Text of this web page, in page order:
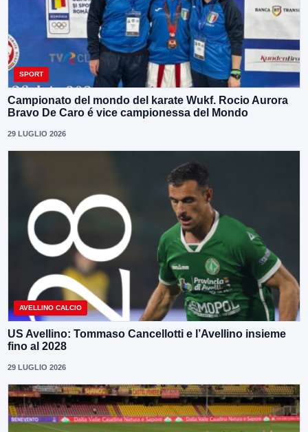
SPORT
Campionato del mondo del karate Wukf. Rocio Aurora
Bravo De Caro é vice campionessa del Mondo
29 LUGLIO 2026
AVELLINO CALCIO
US Avellino: Tommaso Cancellotti e l’Avellino insieme
fino al 2028
29 LUGLIO 2026